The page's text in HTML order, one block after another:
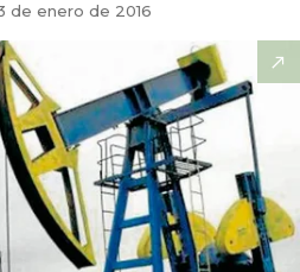
de enero de 2016